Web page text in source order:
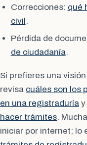
Correcciones: qué
civil .
Pérdida de
de ciudadanía.
Si prefieres una
revisa cuáles son los
en una registraduría y
hacer trámites.
iniciar por internet; lo